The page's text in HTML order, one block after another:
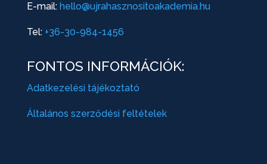
E-mail: hello@ujrahasznositoakademia.hu
Tel: +36-30-984-1456
FONTOS INFORMÁCIÓK:
Adatkezelési tájékoztató
Általános szerződési feltételek